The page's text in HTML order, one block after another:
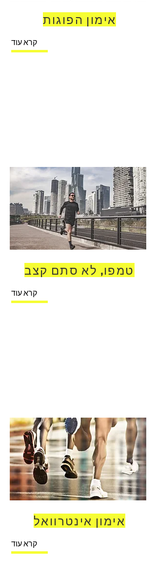
אימון הפוגות
קרא עוד
טמפו, לא סתם קצב
קרא עוד
אימון אינטרוואל
קרא עוד